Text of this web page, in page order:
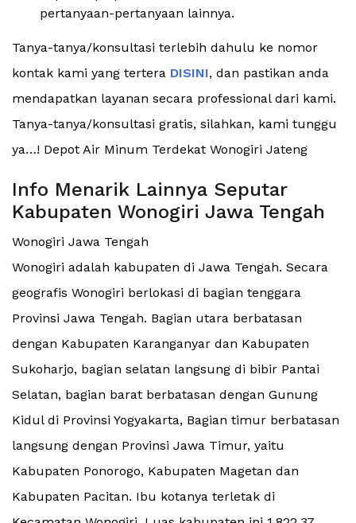
pertanyaan-pertanyaan lainnya.
Tanya-tanya/konsultasi terlebih dahulu ke nomor
kontak kami yang tertera DISINI, dan pastikan anda
mendapatkan layanan secara professional dari kami.
Tanya-tanya/konsultasi gratis, silahkan, kami tunggu
ya…! Depot Air Minum Terdekat Wonogiri Jateng
Info Menarik Lainnya Seputar
Kabupaten Wonogiri Jawa Tengah
Wonogiri Jawa Tengah
Wonogiri adalah kabupaten di Jawa Tengah. Secara
geografis Wonogiri berlokasi di bagian tenggara
Provinsi Jawa Tengah. Bagian utara berbatasan
dengan Kabupaten Karanganyar dan Kabupaten
Sukoharjo, bagian selatan langsung di bibir Pantai
Selatan, bagian barat berbatasan dengan Gunung
Kidul di Provinsi Yogyakarta, Bagian timur berbatasan
langsung dengan Provinsi Jawa Timur, yaitu
Kabupaten Ponorogo, Kabupaten Magetan dan
Kabupaten Pacitan. Ibu kotanya terletak di